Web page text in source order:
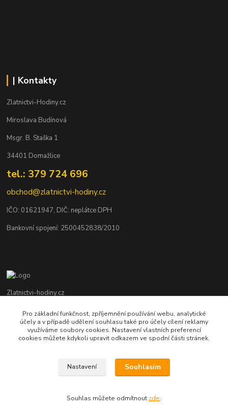
| Kontakty
Zlatnictvi-Hodiny.cz
Miroslava Budínová
Msgr. B. Staška 1
34401 Domažlice
tel.: 379 724 696
obchod@zlatnictvi-hodiny.cz
IČO: 01621947, DIČ: neplátce DPH
Bankovní spojení: 2500452838/2010
Zlatnictvi-hodiny.cz
+420 379 492 545
Po - Pá: 9,00 - 17,00 hod., So: 9,00 - 11,30 hod.
Pro základní funkčnost, zpříjemnění používání webu, analytické
účely a v případě udělení souhlasu také pro účely cílení reklamy
využíváme soubory cookies. Nastavení vlastních preferencí
cookies můžete kdykoli upravit odkazem ve spodní části stránek.
Nastavení Souhlasím
Souhlas můžete odmítnout zde.